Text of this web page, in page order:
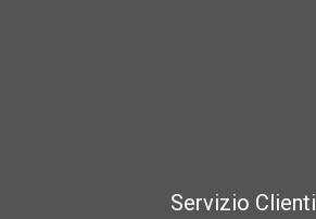
Servizio Clienti